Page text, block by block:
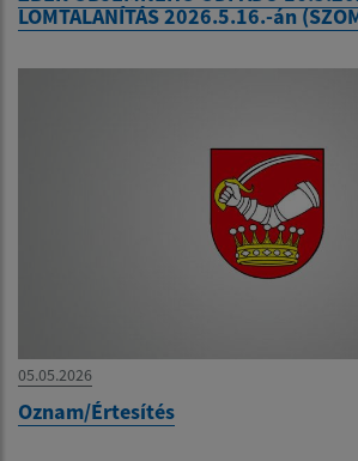
LOMTALANÍTÁS 2026.5.16.-án
05.05.2026
Oznam/Értesítés